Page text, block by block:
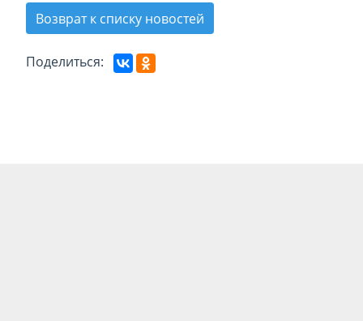
Возврат к списку новостей
Поделиться: